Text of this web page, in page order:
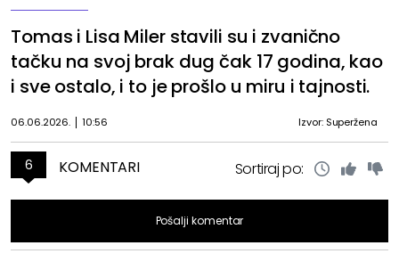
Tomas i Lisa Miler stavili su i zvanično
tačku na svoj brak dug čak 17 godina, kao
i sve ostalo, i to je prošlo u miru i tajnosti.
06.06.2026. 10:56 Izvor: Superžena
6 KOMENTARI Sortiraj po:
Pošalji komentar